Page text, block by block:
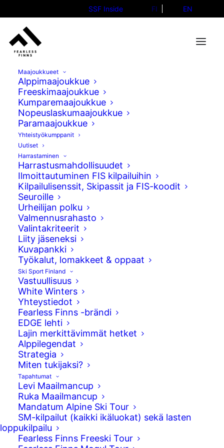
SSF Inside FI EN
Maajoukkueet
Alppimaajoukkue
Freeskimaajoukkue
Kumparemaajoukkue
Nopeuslaskumaajoukkue
Paramaajoukkue
Yhteistyökumppanit
Uutiset
Harrastaminen
Harrastusmahdollisuudet
Ilmoittautuminen FIS kilpailuihin
Kilpailulisenssit, Skipassit ja FIS-koodit
Seuroille
Urheilijan polku
Valmennusrahasto
Valintakriteerit
Liity jäseneksi
Kuvapankki
Työkalut, lomakkeet & oppaat
Ski Sport Finland
Vastuullisuus
White Winters
Yhteystiedot
Fearless Finns -brändi
EDGE lehti
Lajin merkittävimmät hetket
Alppilegendat
Strategia
Miten tukijaksi?
Tapahtumat
Levi Maailmancup
Ruka Maailmancup
Mandatum Alpine Ski Tour
SM-kilpailut (kaikki ikäluokat) sekä lasten
loppukilpailu
Fearless Finns Freeski Tour
Anton Biller
Seuraa matkaamme
Facebook
TikTok
Instagram – Fearless Finns
Instagram – Fearless Finns Freeski
Hyödyllisiä linkkejä
Live timing
Kilpailulisenssit, Skipassit ja FIS-koodit
Ilmoittautuminen FIS kilpailuihin
Kurinpitomääräykset
Yhteystiedot
Yhteystiedot
Valimotie 10
00380 Helsinki
etunimi.sukunimi@skisport.fi